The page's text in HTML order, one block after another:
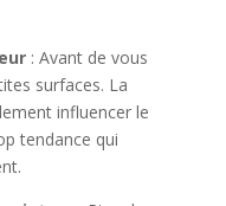
: Avant de vous
surfaces. La
influencer le
tendance qui